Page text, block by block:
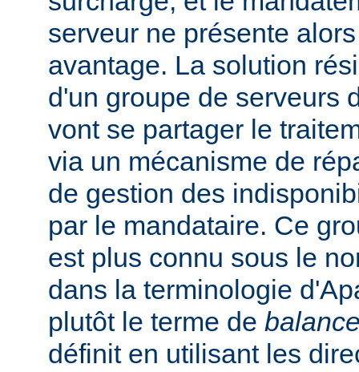
serveur ne présente
avantage. La solution
d'un groupe de serveurs
vont se partager le
via un mécanisme de
de gestion des
par le mandataire. Ce
est plus connu sous le
dans la terminologie
plutôt le terme de
définit en utilisant les